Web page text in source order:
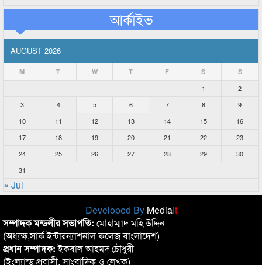
আর্কাইভ
AUGUST 2026
M T W T F S S
1
2
3
4 5 6 7 8
9
10
11 12 13 14 15
16
17
18 19 20 21 22
23
24
25 26 27 28 29
30
31
« Jul
Developed By Mediait
সম্পাদক মন্ডলীর সভাপতি: মোহাম্মাদ মহি উদ্দিন
(অধ্যক্ষ,সার্ক ইন্টারন্যাশনাল কলেজ বাংলাদেশ)
প্রধান সম্পাদক:ইকবাল আহমদ চৌধুরী
(ইংল্যান্ড প্রবাসী, সাংবাদিক ও লেখক)